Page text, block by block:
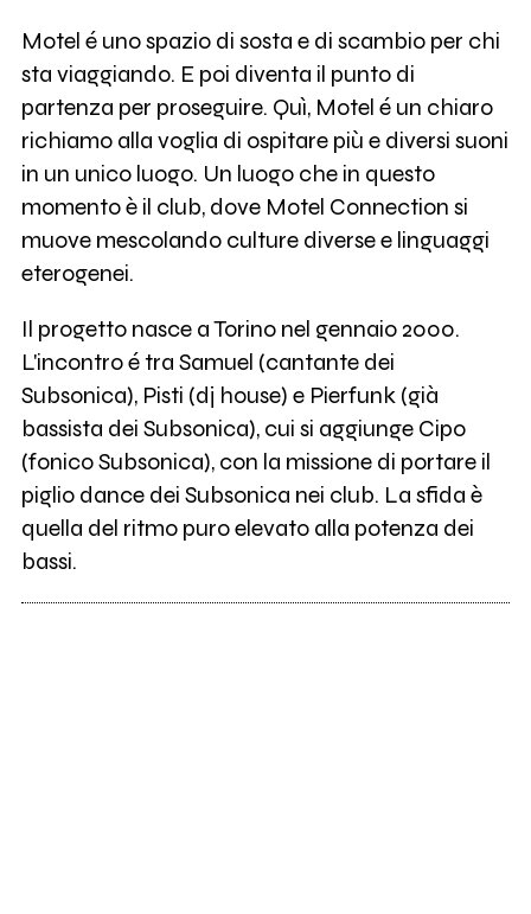
Motel é uno spazio di sosta e di scambio per chi
sta viaggiando. E poi diventa il punto di
partenza per proseguire. Quì, Motel é un chiaro
richiamo alla voglia di ospitare più e diversi suoni
in un unico luogo. Un luogo che in questo
momento è il club, dove Motel Connection si
muove mescolando culture diverse e linguaggi
eterogenei.
Il progetto nasce a Torino nel gennaio 2000.
L'incontro é tra Samuel (cantante dei
Subsonica), Pisti (dj house) e Pierfunk (già
bassista dei Subsonica), cui si aggiunge Cipo
(fonico Subsonica), con la missione di portare il
piglio dance dei Subsonica nei club. La sfida è
quella del ritmo puro elevato alla potenza dei
bassi.